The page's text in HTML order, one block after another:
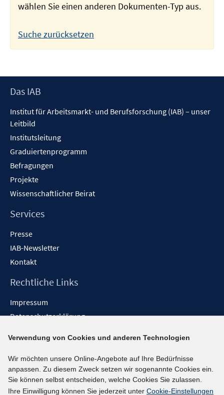
wählen Sie einen anderen Dokumenten-Typ aus.
Suche zurücksetzen
Footer
Das IAB
Institut für Arbeitsmarkt- und Berufsforschung (IAB) – unser
Leitbild
Institutsleitung
Graduiertenprogramm
Befragungen
Projekte
Wissenschaftlicher Beirat
Services
Presse
IAB-Newsletter
Kontakt
Rechtliche Links
Impressum
Datenschutzerklärung
Barrieren melden
Social-Media-Kanäle
BlueSky
Verwendung von Cookies und anderen Technologien
Wir möchten unsere Online-Angebote auf Ihre Bedürfnisse
anpassen. Zu diesem Zweck setzen wir sogenannte Cookies ein.
Sie können selbst entscheiden, welche Cookies Sie zulassen.
Ihre Einwilligung können Sie jederzeit unter Cookie-Einstellungen